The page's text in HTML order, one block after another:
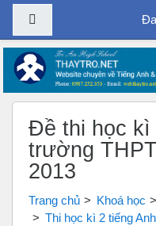
Chuyển tới nội dung chính
Bảng điều khiển cạnh
Đề thi học kì
trường
2013
Trang chủ Khoá học
Thi học kì 2 tiếng